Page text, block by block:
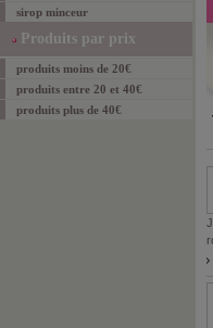
sirop minceur
Produits par prix
produits moins de 20€
produits entre 20 et 40€
produits plus de 40€